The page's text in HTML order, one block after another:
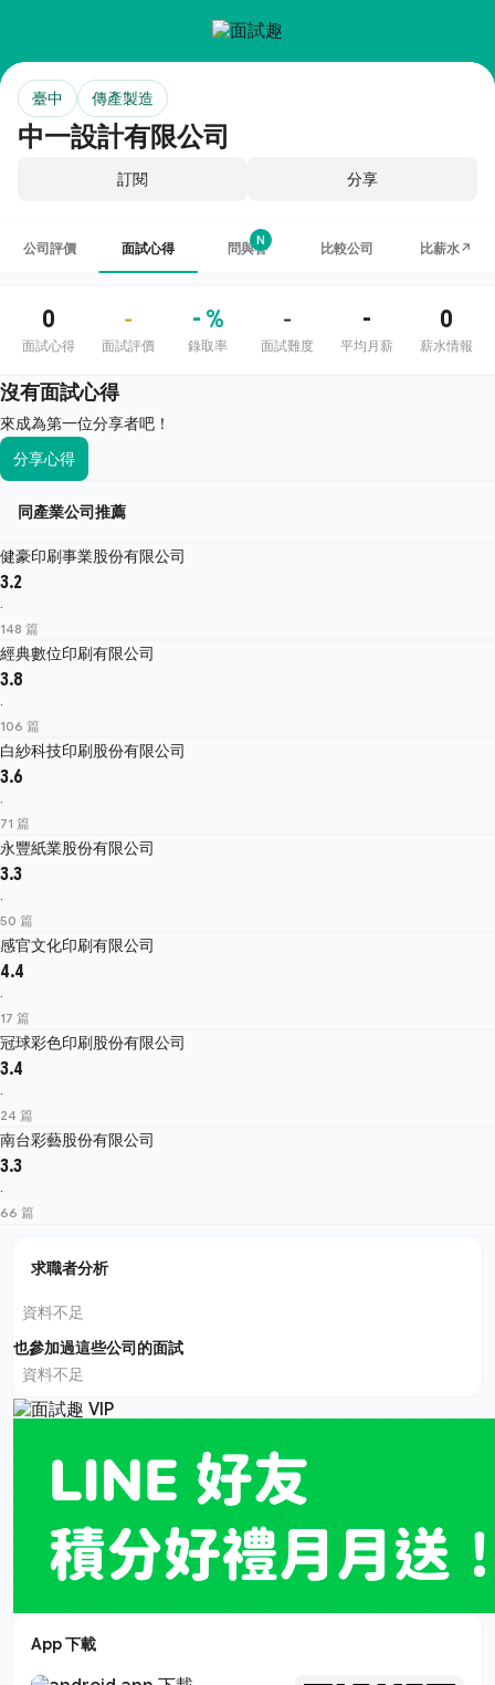
中一設計有限公司
臺中 傳產製造
訂閱 分享
公司評價 面試心得 問與答
N
比較公司 比薪水↗
0
面試心得
-
面試評價
- %
錄取率
-
面試難度
-
平均月薪
0
薪水情報
沒有面試心得
來成為第一位分享者吧！
分享心得
同產業公司推薦
健豪印刷事業股份有限公司
3.2
·
148 篇
經典數位印刷有限公司
3.8
·
106 篇
白紗科技印刷股份有限公司
3.6
·
71 篇
永豐紙業股份有限公司
3.3
·
50 篇
感官文化印刷有限公司
4.4
·
17 篇
冠球彩色印刷股份有限公司
3.4
·
24 篇
南台彩藝股份有限公司
3.3
·
66 篇
求職者分析
資料不足
也參加過這些公司的面試
資料不足
App 下載